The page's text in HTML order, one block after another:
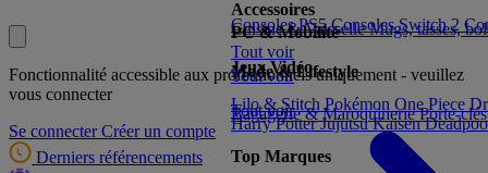
Fonctionnalité accessible aux professionnels uniquement - veuillez
vous connecter
Se connecter Créer un compte
Derniers référencements
Consoles PS5Consoles Switch 2
Jeux Vidéo
Tout voir
Cuisine & VaisselleMugs, tasses,
Mode & Lifestyle
Bagagerie & MaroquineriePorte-
Top Marques
Accessoires
Tout voir
PC & Mobilité
Tout voir
Lilo & StitchPokémon One Piece
Harry PotterJujutsu Kaisen